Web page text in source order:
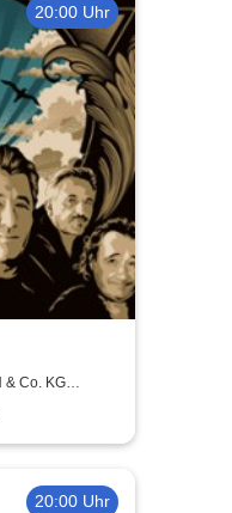
20:00 Uhr
& Co. KG
20:00 Uhr